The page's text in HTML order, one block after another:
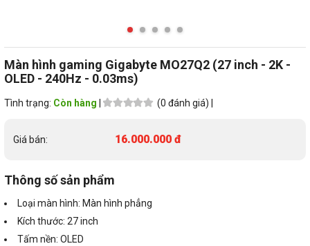
Màn hình gaming Gigabyte MO27Q2 (27 inch - 2K -
OLED - 240Hz - 0.03ms)
Tình trạng: Còn hàng (0 đánh giá) |
Giá bán: 16.000.000 đ
Thông số sản phẩm
Loại màn hình: Màn hình phẳng
Kích thước: 27 inch
Tấm nền: OLED